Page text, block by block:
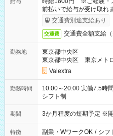
前払いで給与が受け取れ
交通費別途支給あり
交通費 交通費全額支給（
勤務地
東京都中央区
東京都中央区 東京メト
Valextra
勤務時間
10:00～20:00 実働7.5時間／休憩1.5時間 営業時間に合わせた
シフト制
期間 3か月程度の短期予定 ※
特徴 副業・WワークOK / シフ